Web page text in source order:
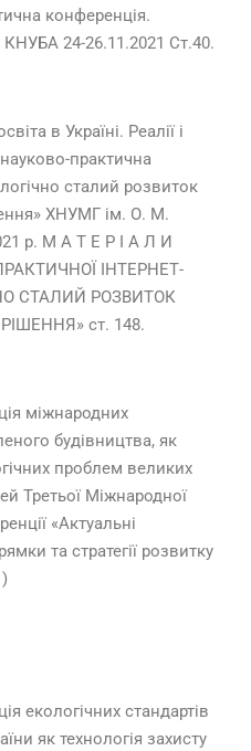
конференція.
КНУБА 24-26.11.2021 Ст.40.
в Україні. Реалії і
практична
сталий розвиток
ХНУМГ ім. О. М.
р. М А Т Е Р І А Л И
ІНТЕРНЕТ-
СТАЛИЙ РОЗВИТОК
ст. 148.
міжнародних
будівництва, як
проблем великих
Третьої Міжнародної
«Актуальні
та стратегії розвитку
екологічних стандартів
як технологія захисту